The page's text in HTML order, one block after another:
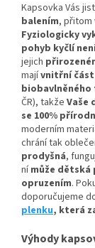
Kapsovka Vás
balením, přitom
Fyziologicky
pohyb kyčlí
jejich
majívnitřní část
ČR), takže Vaše
se 100%
moderním
chrání tak
prodyšná,
nímůže dětská
opruzením.
doporučujeme
plenku, která
Výhody